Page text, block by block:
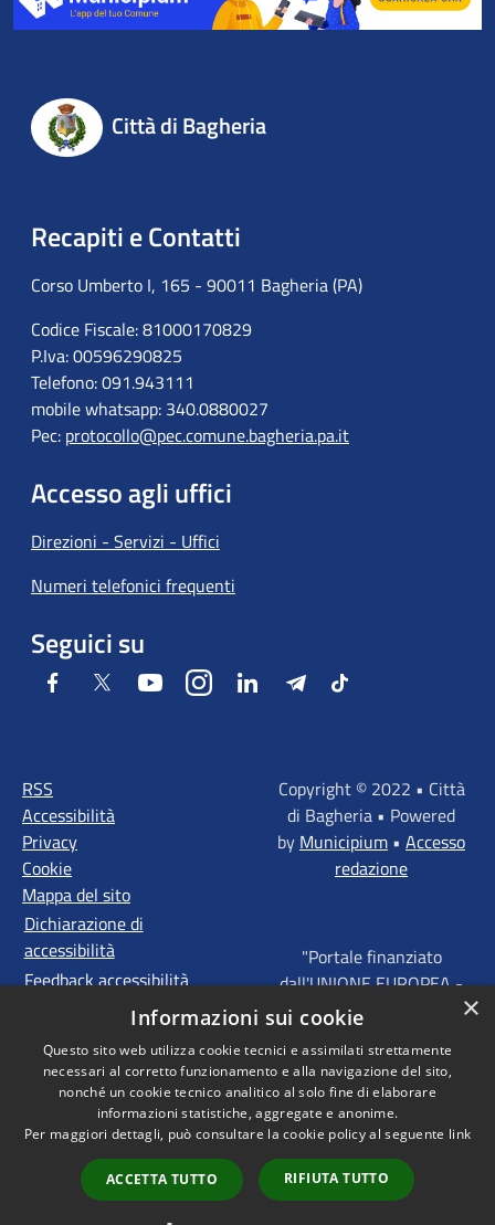
Città di Bagheria
Recapiti e Contatti
Corso Umberto I, 165 - 90011 Bagheria (PA)
Codice Fiscale: 81000170829
P.Iva: 00596290825
Telefono: 091.943111
mobile whatsapp: 340.0880027
Pec: protocollo@pec.comune.bagheria.pa.it
Accesso agli uffici
Direzioni - Servizi - Uffici
Numeri telefonici frequenti
Seguici su
Facebook Twitter YoutubeInstagramLinkedIn TelegramTiktok
RSS
Accessibilità
Privacy
Cookie
Mappa del sito
Dichiarazione di
accessibilità
Feedback accessibilità
Copyright © 2022 • Città
di Bagheria • Powered
by Municipium • Accesso
redazione
"Portale finanziato
dall'UNIONE EUROPEA -
FONDI STRUTTURALI
EUROPEI - Programma
Operativo FESR Sicilia
2014 - 2020 Agenda
Urbana ITI "Palermo -
Bagheria"
×
Informazioni sui cookie
Questo sito web utilizza cookie tecnici e assimilati strettamente
necessari al corretto funzionamento e alla navigazione del sito,
nonché un cookie tecnico analitico al solo fine di elaborare
informazioni statistiche, aggregate e anonime.
Per maggiori dettagli, può consultare la cookie policy al seguente link
ACCETTA TUTTO RIFIUTA TUTTO